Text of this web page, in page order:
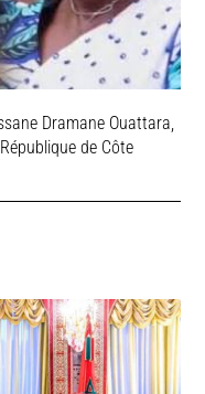
Dramane Ouattara,
de Côte